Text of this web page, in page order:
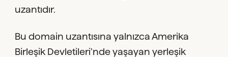
uzantıdır.
Bu domain uzantısına yalnızca Amerika
Birleşik Devletileri’nde yaşayan yerleşik